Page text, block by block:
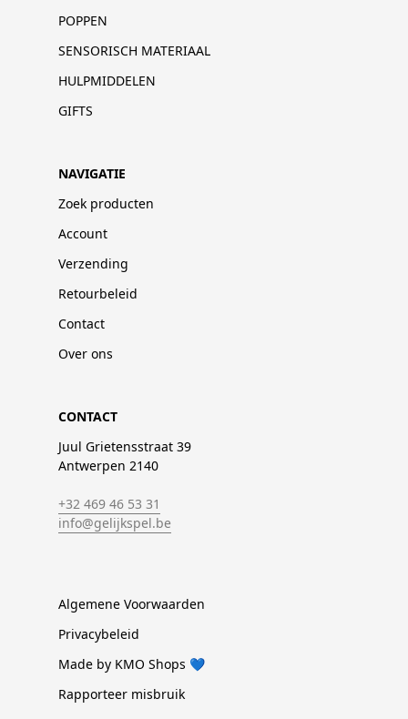
POPPEN
SENSORISCH MATERIAAL
HULPMIDDELEN
GIFTS
NAVIGATIE
Zoek producten
Account
Verzending
Retourbeleid
Contact
Over ons
CONTACT
Juul Grietensstraat 39
Antwerpen 2140
+32 469 46 53 31
info@gelijkspel.be
Algemene Voorwaarden
Privacybeleid
Made by KMO Shops 💙
Rapporteer misbruik